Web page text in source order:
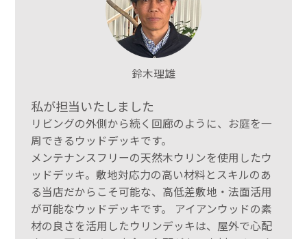
鈴木理雄
私が担当いたしました
リビングの外側から続く回廊のように、お庭を一
周できるウッドデッキです。
メンテナンスフリーの天然木ウリンを使用したウ
ッドデッキ。敷地対応力の高い材料とスキルのあ
る当店だからこそ可能な、高低差敷地・法面活用
が可能なウッドデッキです。 アイアンウッドの素
材の良さを活用したウリンデッキは、屋外で心配